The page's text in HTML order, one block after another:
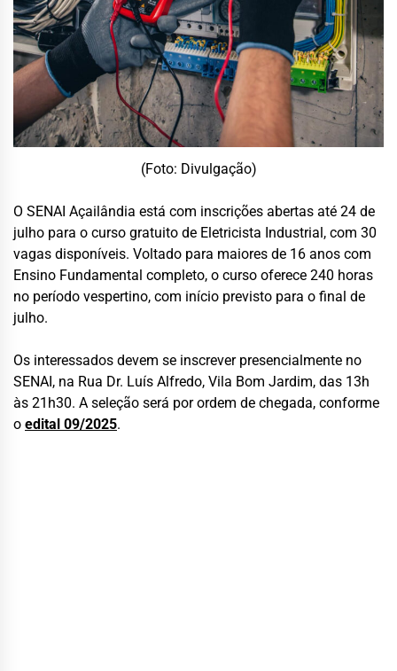
(Foto: Divulgação)
O SENAI Açailândia está com inscrições abertas até 24 de
julho para o curso gratuito de Eletricista Industrial, com 30
vagas disponíveis. Voltado para maiores de 16 anos com
Ensino Fundamental completo, o curso oferece 240 horas
no período vespertino, com início previsto para o final de
julho.
Os interessados devem se inscrever presencialmente no
SENAI, na Rua Dr. Luís Alfredo, Vila Bom Jardim, das 13h
às 21h30. A seleção será por ordem de chegada, conforme
o edital 09/2025.